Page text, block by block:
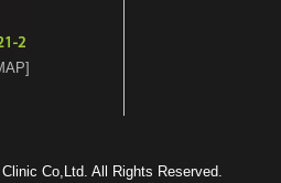
Co,Ltd. All Rights Reserved.